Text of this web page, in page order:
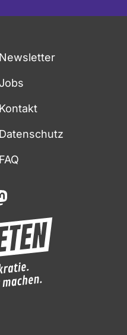
Newsletter
Jobs
Kontakt
Datenschutz
FAQ
mastodon